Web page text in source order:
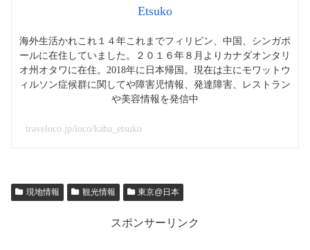
Etsuko
海外生活かれこれ１４年これまでフィリピン、中国、シンガポ
ールに在住していました。２０１６年８月よりカナダオンタリ
オ州オタワに在住。2018年に日本帰国。現在は主にモワットウ
ィルソン症候群に関してや障害児情報、発達障害、レストラン
や美容情報を発信中
traveloco.jp/loco/kaba_etsuko
現地情報 観光情報 東京@日本
スポンサーリンク